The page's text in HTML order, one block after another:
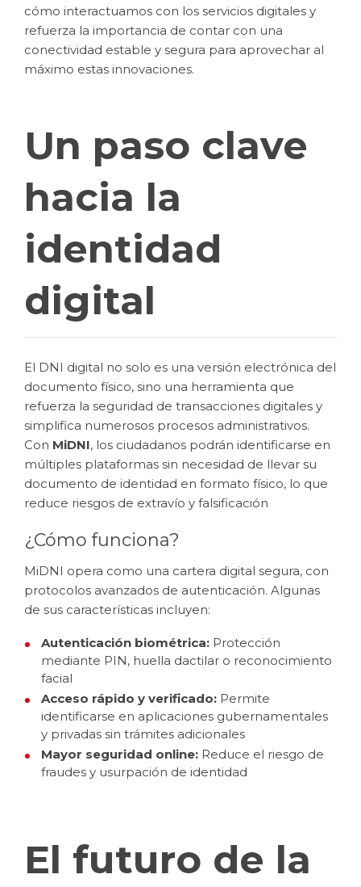
cómo interactuamos con los servicios digitales y
refuerza la importancia de contar con una
conectividad estable y segura para aprovechar al
máximo estas innovaciones.
Un paso clave
hacia la
identidad
digital
El DNI digital no solo es una versión electrónica del
documento físico, sino una herramienta que
refuerza la seguridad de transacciones digitales y
simplifica numerosos procesos administrativos.
Con MiDNI, los ciudadanos podrán identificarse en
múltiples plataformas sin necesidad de llevar su
documento de identidad en formato físico, lo que
reduce riesgos de extravío y falsificación
¿Cómo funciona?
MiDNI opera como una cartera digital segura, con
protocolos avanzados de autenticación. Algunas
de sus características incluyen:
Autenticación biométrica: Protección
mediante PIN, huella dactilar o reconocimiento
facial
Acceso rápido y verificado: Permite
identificarse en aplicaciones gubernamentales
y privadas sin trámites adicionales
Mayor seguridad online: Reduce el riesgo de
fraudes y usurpación de identidad
El futuro de la